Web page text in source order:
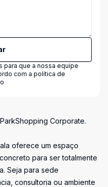
para que a nossa equipe
com a política de
Corporate.
oferece um espaço
para ser totalmente
Seja para sede
consultoria ou ambiente